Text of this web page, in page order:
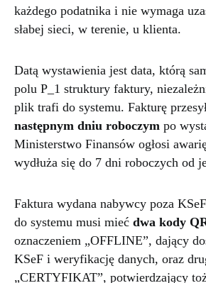
każdego podatnika i nie wymaga
słabej sieci, w terenie, u klienta.
Datą wystawienia jest data, którą
polu P_1 struktury faktury,
plik trafi do systemu. Fakturę
następnym dniu roboczym po
Ministerstwo Finansów ogłosi
wydłuża się do 7 dni roboczych od
Faktura wydana nabywcy poza
do systemu musi mieć dwa kody
oznaczeniem „OFFLINE”, dający
KSeF i weryfikację danych, oraz
„CERTYFIKAT”, potwierdzający